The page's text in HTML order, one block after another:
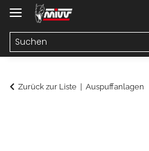
Zurück zur Liste Auspuffanlagen